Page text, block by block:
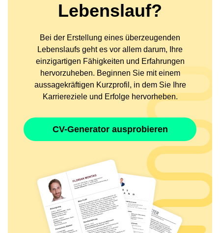
Lebenslauf?
Bei der Erstellung eines überzeugenden
Lebenslaufs geht es vor allem darum, Ihre
einzigartigen Fähigkeiten und Erfahrungen
hervorzuheben. Beginnen Sie mit einem
aussagekräftigen Kurzprofil, in dem Sie Ihre
Karriereziele und Erfolge hervorheben.
CV-Generator ausprobieren